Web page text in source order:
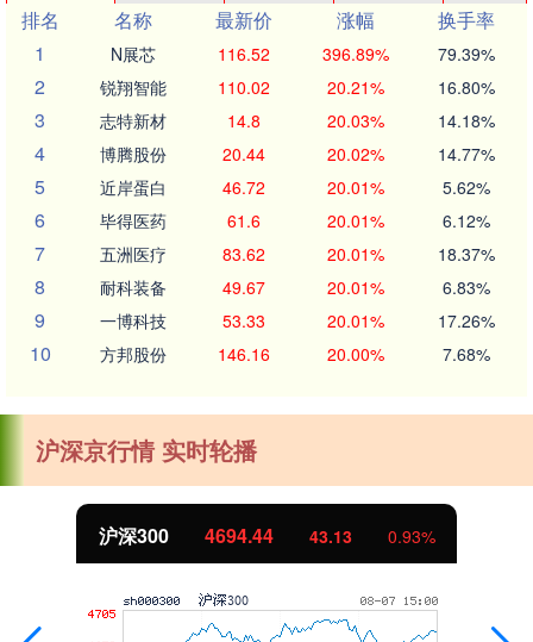
排名
名称 最新价 涨幅
换手率
1
N展芯 116.52 396.89% 79.39%
2 锐翔智能 110.02 20.21% 16.80%
3 志特新材 14.8 20.03% 14.18%
4 博腾股份 20.44 20.02% 14.77%
5 近岸蛋白 46.72 20.01% 5.62%
6 毕得医药 61.6 20.01% 6.12%
7 五洲医疗 83.62 20.01% 18.37%
8 耐科装备 49.67 20.01% 6.83%
9 一博科技 53.33 20.01% 17.26%
10 方邦股份 146.16 20.00% 7.68%
沪深京行情 实时轮播
沪深300 4694.44 43.13 0.93%